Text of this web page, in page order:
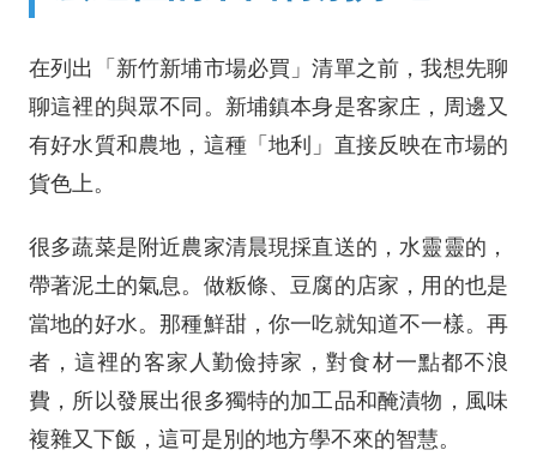
在列出「新竹新埔市場必買」清單之前，我想先聊
聊這裡的與眾不同。新埔鎮本身是客家庄，周邊又
有好水質和農地，這種「地利」直接反映在市場的
貨色上。
很多蔬菜是附近農家清晨現採直送的，水靈靈的，
帶著泥土的氣息。做粄條、豆腐的店家，用的也是
當地的好水。那種鮮甜，你一吃就知道不一樣。再
者，這裡的客家人勤儉持家，對食材一點都不浪
費，所以發展出很多獨特的加工品和醃漬物，風味
複雜又下飯，這可是別的地方學不來的智慧。